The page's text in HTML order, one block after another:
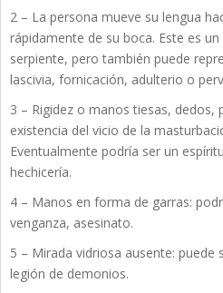
2 – La persona mueve su lengua
rápidamente de su boca. Este es
serpiente, pero también puede
lascivia, fornicación, adulterio o
3 – Rigidez o manos tiesas, dedos,
existencia del vicio de la
Eventualmente podría ser un
hechicería.
4 – Manos en forma de garras:
venganza, asesinato.
5 – Mirada vidriosa ausente: puede
legión de demonios.